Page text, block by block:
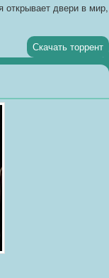
открывает двери в мир,
Скачать торрент